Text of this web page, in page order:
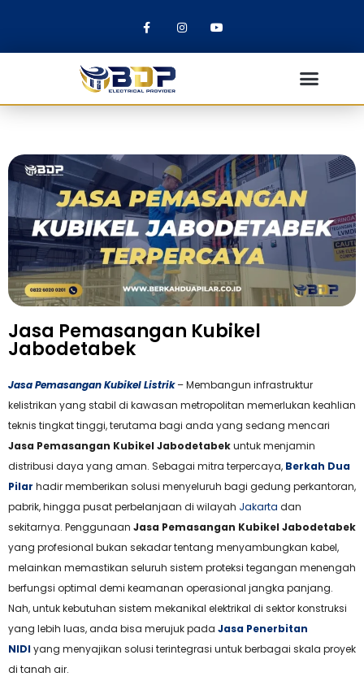
Jasa Pemasangan Kubikel
Jabodetabek
JasaPemasangan Kubikel Listrik– Membangun infrastruktur
kelistrikan yang stabil di kawasan metropolitan memerlukan keahlian
teknis tingkat tinggi, terutama bagi anda yang sedang mencari
Jasa Pemasangan Kubikel Jabodetabekuntuk menjamin
distribusi daya yang aman. Sebagai mitra terpercaya, Berkah Dua
Pilar hadir memberikan solusi menyeluruh bagi gedung perkantoran,
pabrik, hingga pusat perbelanjaan di wilayah Jakarta dan
sekitarnya. Penggunaan Jasa Pemasangan Kubikel Jabodetabek
yang profesional bukan sekadar tentang menyambungkan kabel,
melainkan memastikan seluruh sistem proteksi tegangan menengah
berfungsi optimal demi keamanan operasional jangka panjang.
Nah, untuk kebutuhan sistem mekanikal elektrikal di sektor konstruksi
yang lebih luas, anda bisa merujuk pada Jasa Penerbitan
NIDIyang menyajikan solusi terintegrasi untuk berbagai skala proyek
di tanah air.